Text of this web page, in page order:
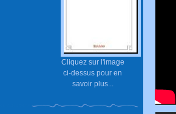
Cliquez sur l'image
ci-dessus pour en
savoir plus...